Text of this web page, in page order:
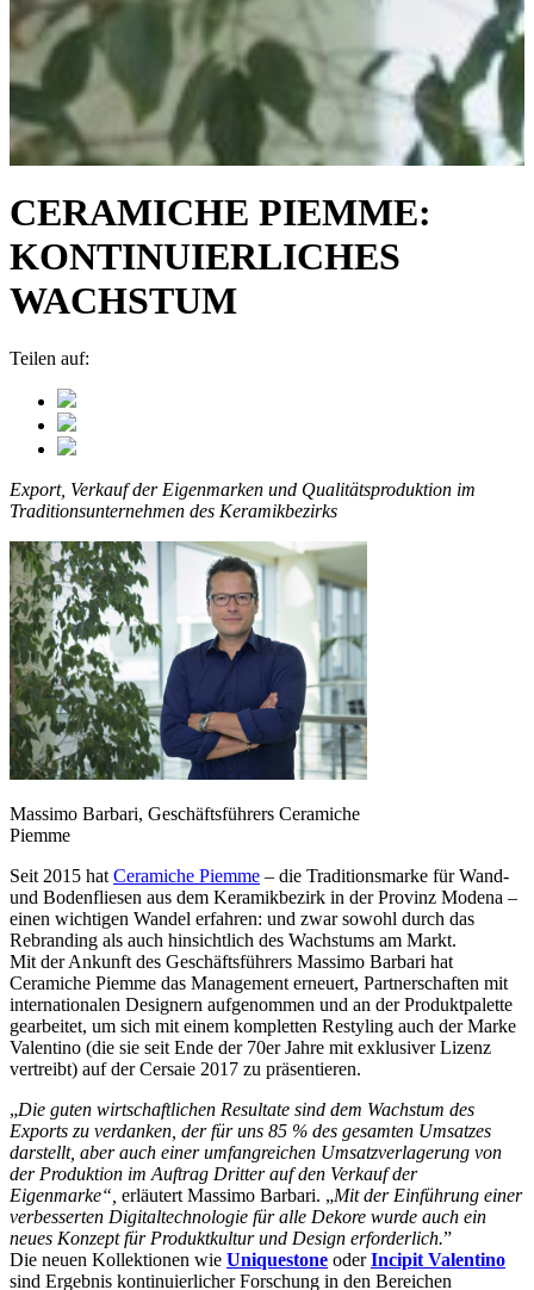
CERAMICHE PIEMME:
KONTINUIERLICHES
WACHSTUM
Teilen auf:
Export, Verkauf der Eigenmarken und Qualitätsproduktion im
Traditionsunternehmen des Keramikbezirks
Massimo Barbari, Geschäftsführers Ceramiche
Piemme
Seit 2015 hatCeramiche Piemme – die Traditionsmarke für Wand-
und Bodenfliesen aus dem Keramikbezirk in der Provinz Modena –
einen wichtigen Wandel erfahren: und zwar sowohl durch das
Rebranding als auch hinsichtlich des Wachstums am Markt.
Mit der Ankunft des Geschäftsführers Massimo Barbari hat
Ceramiche Piemme das Management erneuert, Partnerschaften mit
internationalen Designern aufgenommen und an der Produktpalette
gearbeitet, um sich mit einem kompletten Restyling auch der Marke
Valentino (die sie seit Ende der 70er Jahre mit exklusiver Lizenz
vertreibt) auf der Cersaie 2017 zu präsentieren.
„Die guten wirtschaftlichen Resultate sind dem Wachstum des
Exports zu verdanken, der für uns 85 % des gesamten Umsatzes
darstellt, aber auch einer umfangreichen Umsatzverlagerung von
der Produktion im Auftrag Dritter auf den Verkauf der
Eigenmarke“, erläutert Massimo Barbari. „Mit der Einführung einer
verbesserten Digitaltechnologie für alle Dekore wurde auch ein
neues Konzept für Produktkultur und Design erforderlich.”
Die neuen Kollektionen wie Uniquestone oderIncipit Valentino
sind Ergebnis kontinuierlicher Forschung in den Bereichen